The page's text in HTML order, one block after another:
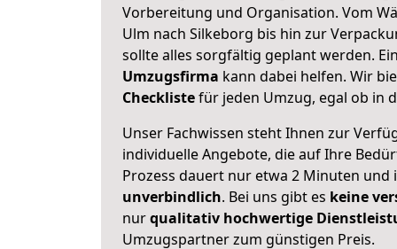
Vorbereitung und Organisation. Vom
Ulm nach Silkeborg bis hin zur
sollte alles sorgfältig geplant werden.
Umzugsfirma kann dabei helfen. Wir
Checklistefür jeden Umzug, egal ob in
Unser Fachwissen steht Ihnen zur
individuelle Angebote, die auf Ihre
Prozess dauert nur etwa 2 Minuten und
unverbindlich. Bei uns gibt es keine
nurqualitativ hochwertige
Umzugspartner zum günstigen Preis.